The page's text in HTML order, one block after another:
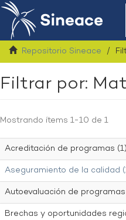
Repositorio Sineace
Filtrar por:
Mostrando ítems 1-10 de 1
Acreditación de programas (1)
Aseguramiento de la calidad
Autoevaluación de programas
Brechas y oportunidades